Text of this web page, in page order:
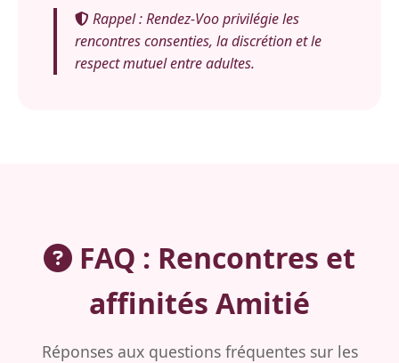
Rappel : Rendez-Voo privilégie les
rencontres consenties, la discrétion et le
respect mutuel entre adultes.
FAQ : Rencontres et
affinités Amitié
Réponses aux questions fréquentes sur les